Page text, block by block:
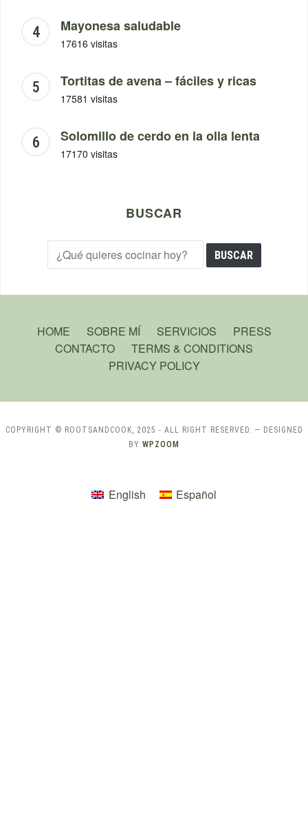
Mayonesa saludable
17616 visitas
Tortitas de avena – fáciles y ricas
17581 visitas
Solomillo de cerdo en la olla lenta
17170 visitas
BUSCAR
HOME SOBRE MÍ SERVICIOS
PRESS
CONTACTO
TERMS & CONDITIONS
PRIVACY POLICY
COPYRIGHT © ROOTSANDCOOK, 2025 - ALL RIGHT RESERVED.
— DESIGNED
BY WPZOOM
English Español